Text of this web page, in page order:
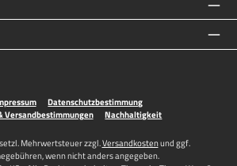
Datenschutzbestimmung
Versandbestimmungen
Nachhaltigkeit
Mehrwertsteuer zzgl.Versandkostenund ggf.
wenn nicht anders angegeben.